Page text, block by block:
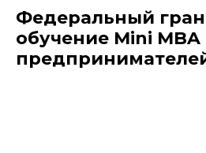
Федеральный
обучение Mini